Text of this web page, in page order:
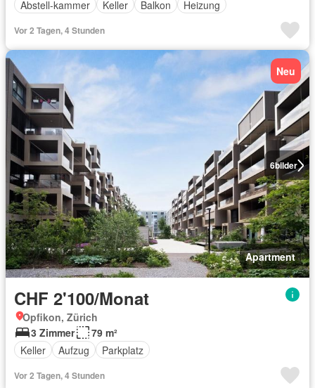
Abstell-kammer
Keller Balkon Heizung
Vor 2 Tagen, 4 Stunden
6bilder
Neu
Apartment
CHF 2'100/Monat
Opfikon, Zürich
3 Zimmer
79 m²
Keller
Aufzug Parkplatz
Vor 2 Tagen, 4 Stunden